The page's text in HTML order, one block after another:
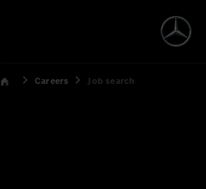
Careers Job search